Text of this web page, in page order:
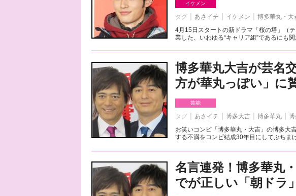
イケメン
タグ あさイチ イケメン 博多華丸・大
4月15日スタートの新ドラマ「桜の塔」（
業した、いわゆる“キャリア組”であるにも
博多華丸大吉が芸名
方が華丸っぽい」に
芸能
タグ あさイチ 博多大吉 博多華丸
お笑いコンビ「博多華丸・大吉」の博多大
する不満をコンビ結成30年目にしてぶちま
名言連発！博多華丸
でが正しい「朝ドラ